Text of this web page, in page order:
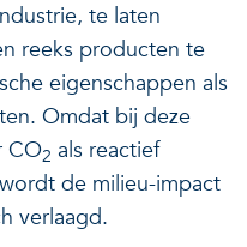
te laten
reeks producten te
eigenschappen als
Omdat bij deze
CO2 als reactief
de milieu-impact
verlaagd.